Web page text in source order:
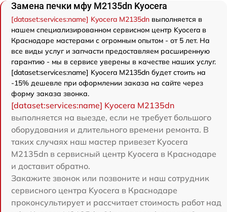
Замена печки мфу M2135dn Kyocera
[dataset:services:name] Kyocera M2135dn выполняется в
нашем специализированном сервисном центр Kyocera в
Краснодаре мастерами с огромным опытом - от 5 лет. На
все виды услуг и запчасти предоставляем расширенную
гарантию - мы в сервисе уверены в качестве наших услуг.
[dataset:services:name] Kyocera M2135dn будет стоить на
-15% дешевле при оформлении заказа на сайте через
форму заказа звонка.
[dataset:services:name] Kyocera M2135dn
выполняется на выезде, если не требует большого
оборудования и длительного времени ремонта. В
таких случаях наш мастер привезет Kyocera
M2135dn в сервисный центр Kyocera в Краснодаре
и доставит обратно.
Закажите звонок или позвоните и наш сотрудник
сервисного центра Kyocera в Краснодаре
проконсультирует и рассчитает стоимость работ над